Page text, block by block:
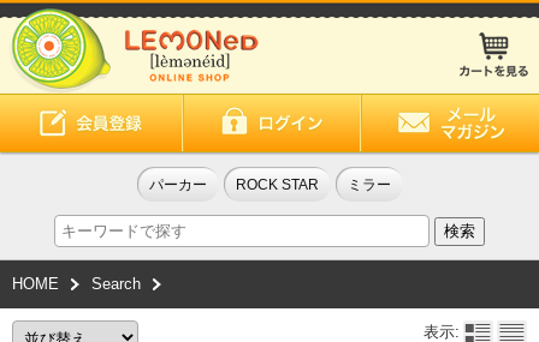
パーカー ROCK STAR ミラー
HOME Search
表示: